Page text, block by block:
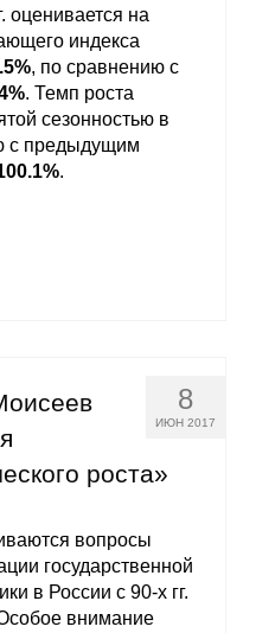
оценивается на
индекса
, по сравнению с
. Темп роста
сезонностью в
с предыдущим
.
8
ИЮН 2017
роста»
вопросы
государственной
в России с 90-х гг.
внимание